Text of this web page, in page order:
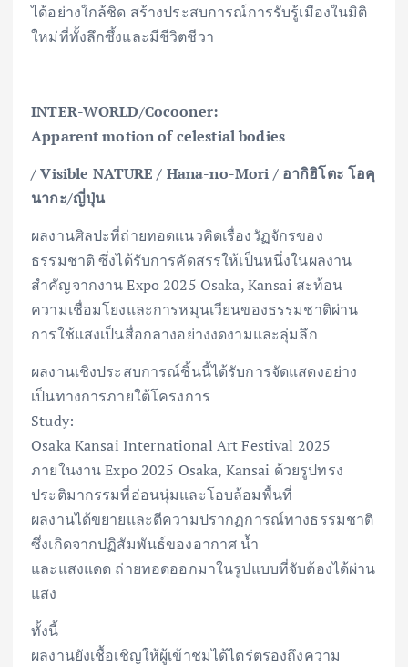
ได้อย่างใกล้ชิด สร้างประสบการณ์การรับรู้เมืองในมิติ
ใหม่ที่ทั้งลึกซึ้งและมีชีวิตชีวา
INTER-WORLD/Cocooner:
Apparent motion of celestial bodies
/Visible NATURE / Hana-no-Mori / อากิฮิโตะ โอคุ
นากะ/ญี่ปุ่น
ผลงานศิลปะที่ถ่ายทอดแนวคิดเรื่องวัฏจักรของ
ธรรมชาติ ซึ่งได้รับการคัดสรรให้เป็นหนึ่งในผลงาน
สำคัญจากงาน Expo 2025 Osaka, Kansai สะท้อน
ความเชื่อมโยงและการหมุนเวียนของธรรมชาติผ่าน
การใช้แสงเป็นสื่อกลางอย่างงดงามและลุ่มลึก
ผลงานเชิงประสบการณ์ชิ้นนี้ได้รับการจัดแสดงอย่าง
เป็นทางการภายใต้โครงการ
Study:
Osaka Kansai International Art Festival 2025
ภายในงาน Expo 2025 Osaka, Kansai ด้วยรูปทรง
ประติมากรรมที่อ่อนนุ่มและโอบล้อมพื้นที่
ผลงานได้ขยายและตีความปรากฏการณ์ทางธรรมชาติ
ซึ่งเกิดจากปฏิสัมพันธ์ของอากาศ น้ำ
และแสงแดด ถ่ายทอดออกมาในรูปแบบที่จับต้องได้ผ่าน
แสง
ทั้งนี้
ผลงานยังเชื้อเชิญให้ผู้เข้าชมได้ไตร่ตรองถึงความ